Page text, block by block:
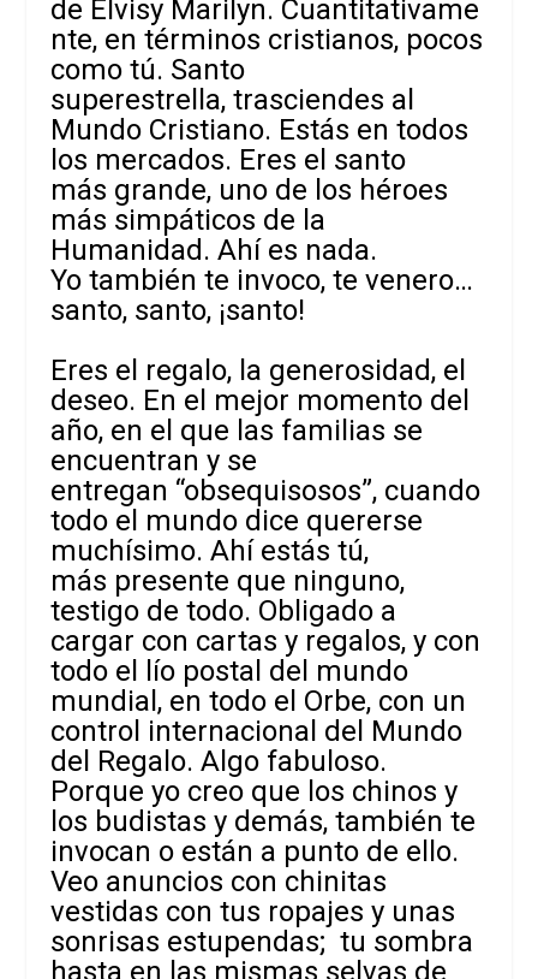
de Elvisy Marilyn. Cuantitativame
nte, en términos cristianos, pocos
como tú. Santo
superestrella, trasciendes al
Mundo Cristiano. Estás en todos
los mercados. Eres el santo
más grande, uno de los héroes
más simpáticos de la
Humanidad. Ahí es nada.
Yo también te invoco, te venero…
santo, santo, ¡santo!
Eres el regalo, la generosidad, el
deseo. En el mejor momento del
año, en el que las familias se
encuentran y se
entregan “obsequisosos”, cuando
todo el mundo dice quererse
muchísimo. Ahí estás tú,
más presente que ninguno,
testigo de todo. Obligado a
cargar con cartas y regalos, y con
todo el lío postal del mundo
mundial, en todo el Orbe, con un
control internacional del Mundo
del Regalo. Algo fabuloso.
Porque yo creo que los chinos y
los budistas y demás, también te
invocan o están a punto de ello.
Veo anuncios con chinitas
vestidas con tus ropajes y unas
sonrisas estupendas; tu sombra